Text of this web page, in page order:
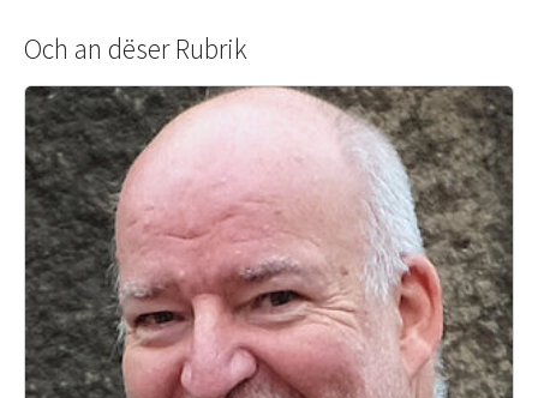
Och an dëser Rubrik